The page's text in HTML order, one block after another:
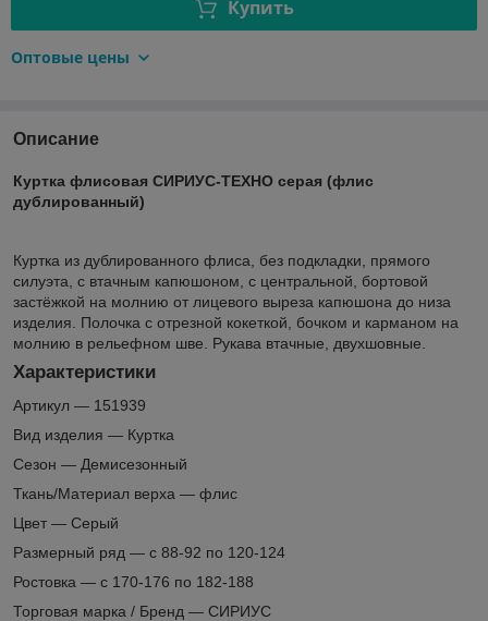
Купить
Оптовые цены
Описание
Куртка флисовая СИРИУС-ТЕХНО серая (флис
дублированный)
Куртка из дублированного флиса, без подкладки, прямого
силуэта, с втачным капюшоном, с центральной, бортовой
застёжкой на молнию от лицевого выреза капюшона до низа
изделия. Полочка с отрезной кокеткой, бочком и карманом на
молнию в рельефном шве. Рукава втачные, двухшовные.
Характеристики
Артикул — 151939
Вид изделия — Куртка
Сезон — Демисезонный
Ткань/Материал верха — флис
Цвет — Серый
Размерный ряд — с 88-92 по 120-124
Ростовка — с 170-176 по 182-188
Торговая марка / Бренд — СИРИУС